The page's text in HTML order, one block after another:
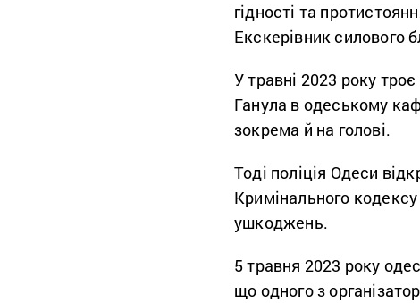
гідності та
Екскерівник силового
У травні 2023 року
Ганула в одеському
зокрема й на голові.
Тоді поліція Одеси
Кримінального
ушкоджень.
5 травня 2023 року
що одного з